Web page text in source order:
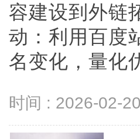
容建设到外链
动：利用百度
名变化，量化
时间 : 2026-02-